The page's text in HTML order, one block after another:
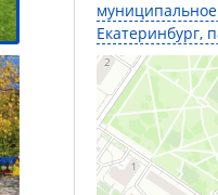
Екатеринбург,